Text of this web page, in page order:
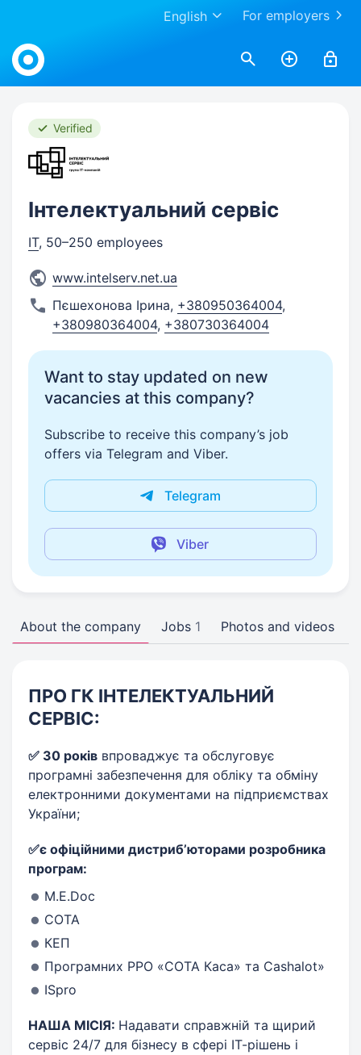
For employers
English
Work.ua
Verified
Інтелектуальний сервіс
IT, 50–250 employees
www.intelserv.net.ua
Пєшехонова Ірина, +380950364004,
+380980364004, +380730364004
Want to stay updated on new
vacancies at this company?
Subscribe to receive this company’s job
offers via Telegram and Viber.
Telegram
Viber
About the company Jobs 1 Photos and videos
ПРО ГК ІНТЕЛЕКТУАЛЬНИЙ
СЕРВІС:
✅ 30 років впроваджує та обслуговує
програмні забезпечення для обліку та обміну
електронними документами на підприємствах
України;
✅є офіційними дистриб’юторами розробника
програм:
M.E.Doc
СОТА
КЕП
Програмних РРО «СОТА Каса» та Cashalot»
ISpro
НАША МІСІЯ: Надавати справжній та щирий
сервіс 24/7 для бізнесу в сфері ІТ-рішень і